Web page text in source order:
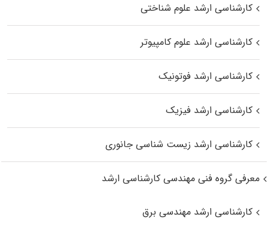
کارشناسی ارشد علوم شناختی
کارشناسی ارشد علوم کامپیوتر
کارشناسی ارشد فوتونیک
کارشناسی ارشد فیزیک
کارشناسی ارشد زیست‌ شناسی جانوری
معرفی گروه فنی مهندسی کارشناسی ارشد
کارشناسی ارشد مهندسی برق